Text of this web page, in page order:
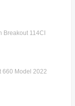
Breakout 114CI
660 Model 2022